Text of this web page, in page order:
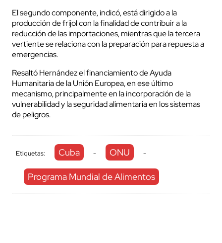
El segundo componente, indicó, está dirigido a la
producción de frijol con la finalidad de contribuir a la
reducción de las importaciones, mientras que la tercera
vertiente se relaciona con la preparación para repuesta a
emergencias.
Resaltó Hernández el financiamiento de Ayuda
Humanitaria de la Unión Europea, en ese último
mecanismo, principalmente en la incorporación de la
vulnerabilidad y la seguridad alimentaria en los sistemas
de peligros.
Etiquetas: Cuba - ONU -
Programa Mundial de Alimentos